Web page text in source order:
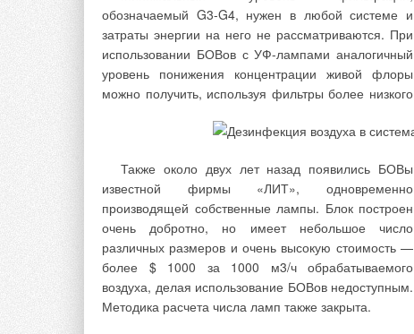
обозначаемый G3-G4, нужен в любой системе и
затраты энергии на него не рассматриваются. При
использовании БОВов с УФ-лампами аналогичный
уровень понижения концентрации живой флоры
можно получить, используя фильтры более низкого
Также около двух лет назад появились БОВы
известной фирмы «ЛИТ», одновременно
производящей собственные лампы. Блок построен
очень добротно, но имеет небольшое число
различных размеров и очень высокую стоимость —
более $ 1000 за 1000 м3/ч обрабатываемого
воздуха, делая использование БОВов недоступным.
Методика расчета числа ламп также закрыта.
Известно, что межсекционное соединение
состоит из непосредственно секций, ниппеля и
герметизирующей прокладки (рис. 3). Особенности
конструкции предполагают, что эти элементы при
располагается герметизирующая прокладка.
профиль полости на производстве подобраны
очень точно, чтобы компенсировать действующее
давление и обеспечить долгий срок службы
соединения.
Пробное, или испытательное, давление
— установленное требованиями
ГОСТ31311–2005 давление воздуха или